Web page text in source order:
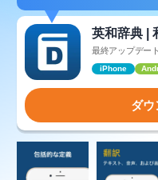
英和辞典 |
最終アップデー
iPhone
ダウ